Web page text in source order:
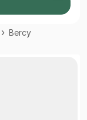
Bercy